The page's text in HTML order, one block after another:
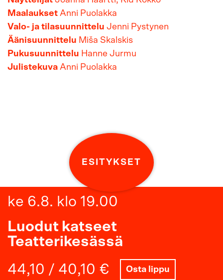
Maalaukset Anni Puolakka
Valo- ja tilasuunnittelu Jenni Pystynen
Äänisuunnittelu Miša Skalskis
Pukusuunnittelu Hanne Jurmu
Julistekuva Anni Puolakka
ESITYKSET
ke 6.8. klo 19.00
Luodut katseet
Teatterikesässä
44,10 / 40,10 €
Osta lippu